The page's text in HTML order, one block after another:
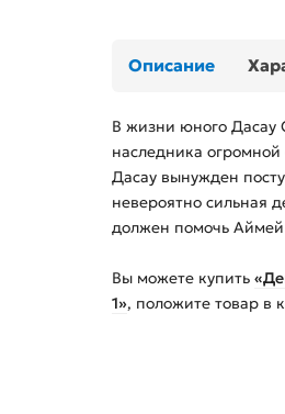
Описание
В жизни юного Дасау
наследника
Дасау вынужден
невероятно сильная
должен помочь Аймей
Вы можете купить
1», положите товар в